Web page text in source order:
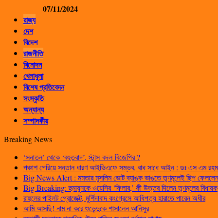
07/11/2024
রাজ্য
দেশ
বিদেশ
রাজনীতি
বিনোদন
খেলাধুলা
বিশেষ প্রতিবেদন
সংস্কৃতি
অন্যান্য
সম্পাদকীয়
Breaking News
‘সনাতন’ থেকে ‘বহুতবাদ’, স্টান্স বদল বিজেপির ?
পঞ্চাশ পেরিয়ে সন্তান ধারণ আইভিএফে সম্ভব, বাধ সাধে আইন : ডঃ এস এম
Big News Alert : মমতার মুসলিম ভোট ব্যাঙ্ক ভাঙতে তৃণমূলেই ছিপ ফেললেন
Big Breaking: হুমায়ুনকে ওয়েসির ‘ফিলার,’ কী উত্তর দিলেন তৃণমূলের বিধায়ক
রাহুলের পাইলট প্রোজেক্ট, মুর্শিদাবাদ কংগ্রেসে আধিপত্য হারাতে পারেন অধীর
আমি আসছি! নাম না করে শুভেন্দুকে শাসালেন আনিসুর